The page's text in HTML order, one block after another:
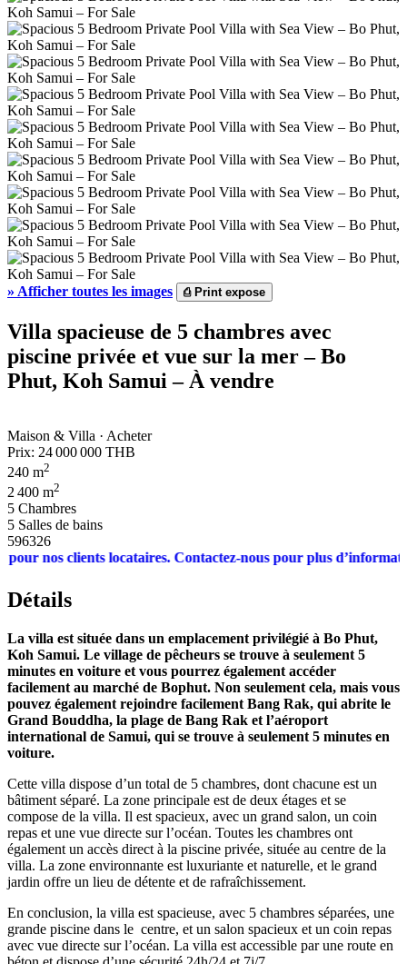
» Afficher toutes les images ⎙Print expose
Villa spacieuse de 5 chambres avec
piscine privée et vue sur la mer – Bo
Phut, Koh Samui – À vendre
Maison & Villa · Acheter
Prix: 24 000 000 THB
240 m2
2 400 m2
5 Chambres
5 Salles de bains
596326
clients locataires. Contactez-nous pour plus
Détails
La villa est située dans un emplacement privilégié à Bo Phut,
Koh Samui. Le village de pêcheurs se trouve à seulement 5
minutes en voiture et vous pourrez également accéder
facilement au marché de Bophut. Non seulement cela, mais vous
pouvez également rejoindre facilement Bang Rak, qui abrite le
Grand Bouddha, la plage de Bang Rak et l’aéroport
international de Samui, qui se trouve à seulement 5 minutes en
voiture.
Cette villa dispose d’un total de 5 chambres, dont chacune est un
bâtiment séparé. La zone principale est de deux étages et se
compose de la villa. Il est spacieux, avec un grand salon, un coin
repas et une vue directe sur l’océan. Toutes les chambres ont
également un accès direct à la piscine privée, située au centre de la
villa. La zone environnante est luxuriante et naturelle, et le grand
jardin offre un lieu de détente et de rafraîchissement.
En conclusion, la villa est spacieuse, avec 5 chambres séparées, une
grande piscine dans le centre, et un salon spacieux et un coin repas
avec vue directe sur l’océan. La villa est accessible par une route en